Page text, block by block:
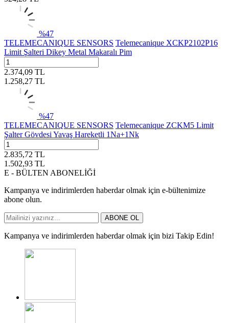
%47
TELEMECANIQUE SENSORS Telemecanique XCKP2102P16
Limit Şalteri Dikey Metal Makaralı Pim
2.374,09 TL
1.258,27 TL
%47
TELEMECANIQUE SENSORS Telemecanique ZCKM5 Limit
Şalter Gövdesi Yavaş Hareketli 1Na+1Nk
2.835,72 TL
1.502,93 TL
E - BÜLTEN ABONELİĞİ
Kampanya ve indirimlerden haberdar olmak için e-bültenimize
abone olun.
ABONE OL
Kampanya ve indirimlerden haberdar olmak için bizi Takip Edin!